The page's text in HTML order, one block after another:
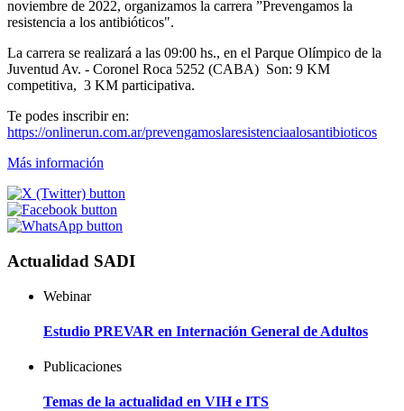
noviembre de 2022, organizamos la carrera ”Prevengamos la
resistencia a los antibióticos".
La carrera se realizará a las 09:00 hs., en el Parque Olímpico de la
Juventud Av. - Coronel Roca 5252 (CABA) Son: 9 KM
competitiva, 3 KM participativa.
Te podes inscribir en:
https://onlinerun.com.ar/prevengamoslaresistenciaalosantibioticos
Más información
Actualidad SADI
Webinar
Estudio PREVAR en Internación General de Adultos
Publicaciones
Temas de la actualidad en VIH e ITS